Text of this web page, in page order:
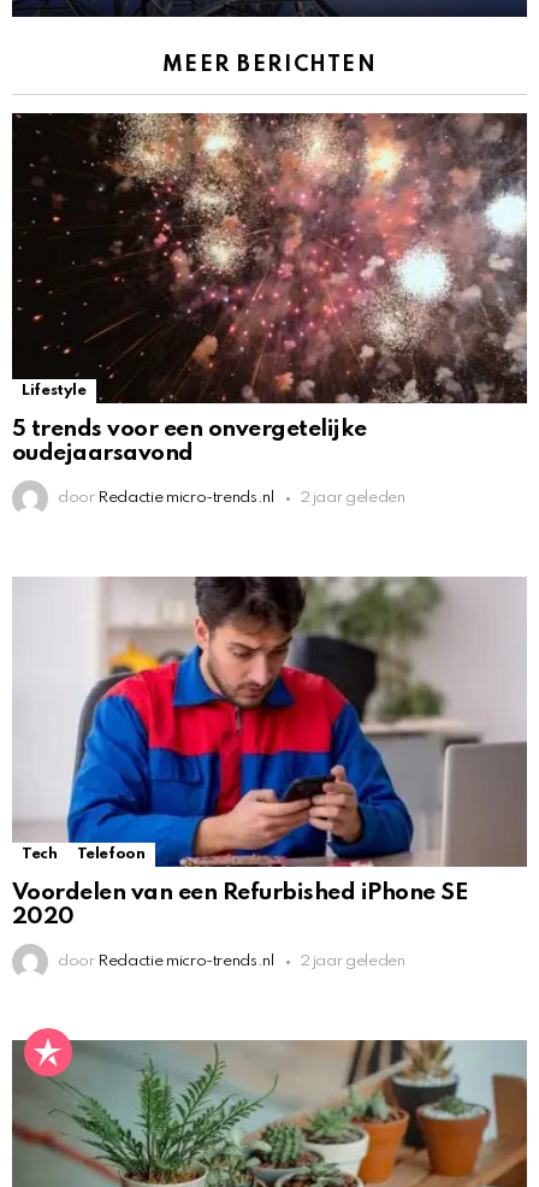
MEER BERICHTEN
Lifestyle
5 trends voor een onvergetelijke
oudejaarsavond
door Redactie micro-trends.nl 2 jaar geleden
Tech Telefoon
Voordelen van een Refurbished iPhone SE
2020
door Redactie micro-trends.nl 2 jaar geleden